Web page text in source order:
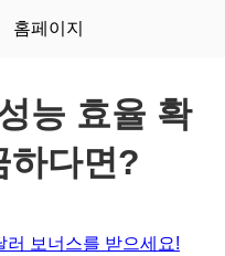
홈페이지
능 효율 확
하다면?
러 보너스를 받으세요!